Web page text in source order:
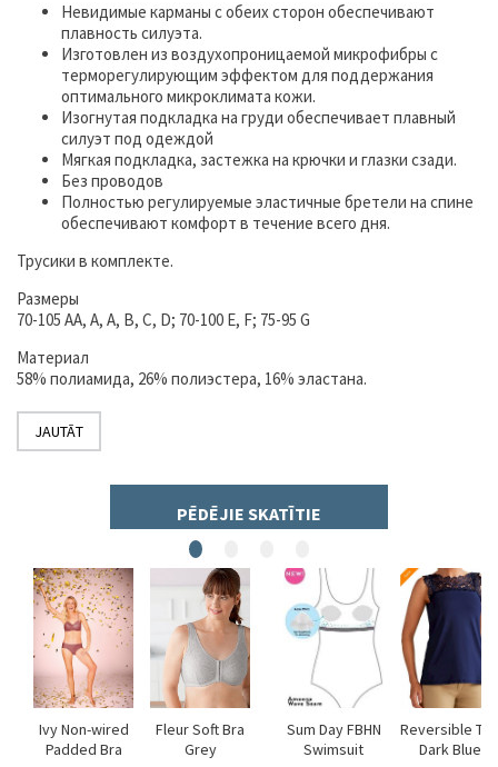
Невидимые карманы с обеих сторон обеспечивают
плавность силуэта.
Изготовлен из воздухопроницаемой микрофибры с
терморегулирующим эффектом для поддержания
оптимального микроклимата кожи.
Изогнутая подкладка на груди обеспечивает плавный
силуэт под одеждой
Мягкая подкладка, застежка на крючки и глазки сзади.
Без проводов
Полностью регулируемые эластичные бретели на спине
обеспечивают комфорт в течение всего дня.
Трусики в комплекте.
Размеры
70-105 AA, A, A, B, C, D; 70-100 E, F; 75-95 G
Материал
58% полиамида, 26% полиэстера, 16% эластана.
JAUTĀT
PĒDĒJIE SKATĪTIE
Ivy Non-wired
Padded Bra
Fleur Soft Bra
Grey
Sum Day FBHN
Swimsuit
Reversible
Dark Blue